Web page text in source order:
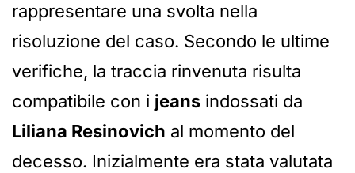
rappresentare una svolta nella
risoluzione del caso. Secondo le ultime
verifiche, la traccia rinvenuta risulta
compatibile con i jeans indossati da
Liliana Resinovich al momento del
decesso. Inizialmente era stata valutata